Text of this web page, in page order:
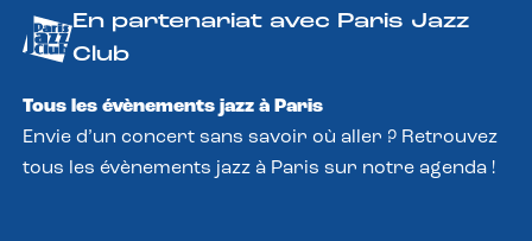
En partenariat avec Paris Jazz
Club
Tous les évènements jazz à Paris
Envie d’un concert sans savoir où aller ? Retrouvez
tous les évènements jazz à Paris sur notre agenda !